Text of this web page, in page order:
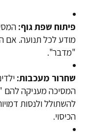
פיתוח שפת גוף:
מודע לכל תנועה. אם
"מדבר".
שחרור מעכבות:
המסיכה מעניקה
להשתולל ולנסות
הכיסוי.